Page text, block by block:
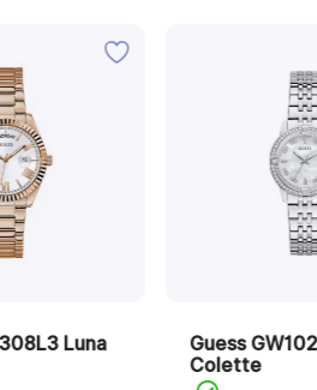
Luna
Guess GW1027L1
Colette